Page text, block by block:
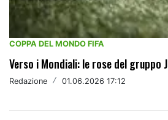
COPPA DEL MONDO FIFA
Verso i Mondiali: le rose del gruppo J
Redazione / 01.06.2026 17:12